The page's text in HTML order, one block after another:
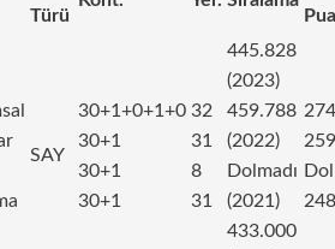
Türü
SAY
30+1+0+1+0
30+1
30+1
30+1
32
31
8
31
445.828
(2023)
459.788
(2022)
Dolmadı
(2021)
433.000